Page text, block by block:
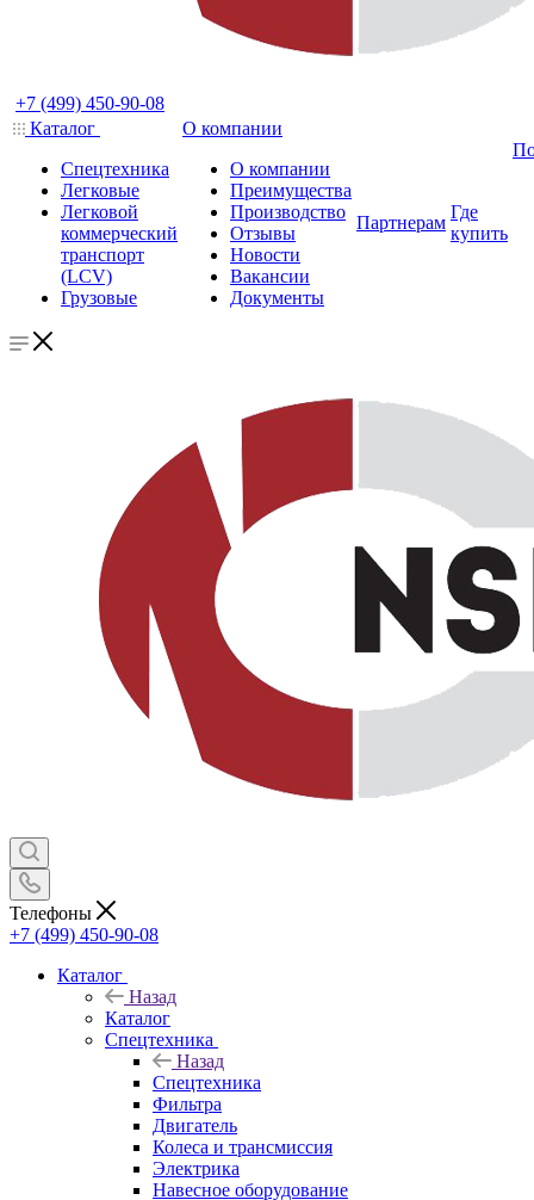
+7 (499) 450-90-08
Каталог
Спецтехника
Легковые
Легковой
коммерческий
транспорт
(LCV)
Грузовые
О компании
О компании
Преимущества
Производство
Отзывы
Новости
Вакансии
Документы
Партнерам
Где
купить
Телефоны
+7 (499) 450-90-08
Каталог
Назад
Каталог
Спецтехника
Назад
Спецтехника
Фильтра
Двигатель
Колеса и трансмиссия
Электрика
Навесное оборудование